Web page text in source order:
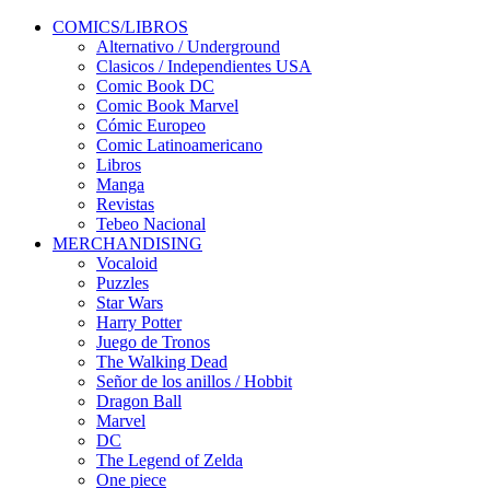
COMICS/LIBROS
Alternativo / Underground
Clasicos / Independientes USA
Comic Book DC
Comic Book Marvel
Cómic Europeo
Comic Latinoamericano
Libros
Manga
Revistas
Tebeo Nacional
MERCHANDISING
Vocaloid
Puzzles
Star Wars
Harry Potter
Juego de Tronos
The Walking Dead
Señor de los anillos / Hobbit
Dragon Ball
Marvel
DC
The Legend of Zelda
One piece